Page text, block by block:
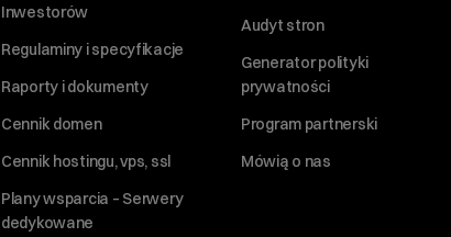
Inwestorów
Regulaminy i specyfikacje
Raporty i dokumenty
Cennik domen
Cennik hostingu, vps, ssl
Plany wsparcia – Serwery
dedykowane
Audyt stron
Generator polityki
prywatności
Program partnerski
Mówią o nas